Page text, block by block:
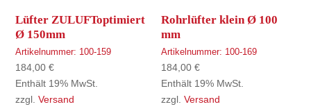
Lüfter ZULUFToptimiert
Ø 150mm
Artikelnummer: 100-159
184,00€
Enthält 19% MwSt.
zzgl.Versand
Rohrlüfter klein Ø 100
mm
Artikelnummer: 100-169
184,00€
Enthält 19% MwSt.
zzgl.Versand